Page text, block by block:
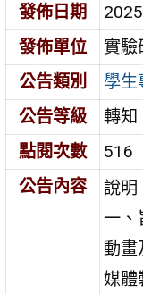
發佈日期
發佈單位
實驗
公告類別
學生
公告等級
轉知
點閱次數
516
公告內容
說明
一、
動畫
媒體